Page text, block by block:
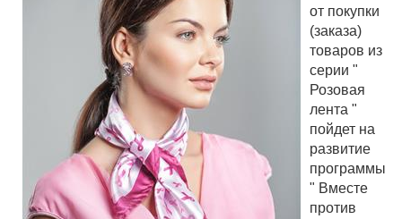
от покупки
(заказа)
товаров из
серии "
Розовая
лента "
пойдет на
развитие
программы
" Вместе
против